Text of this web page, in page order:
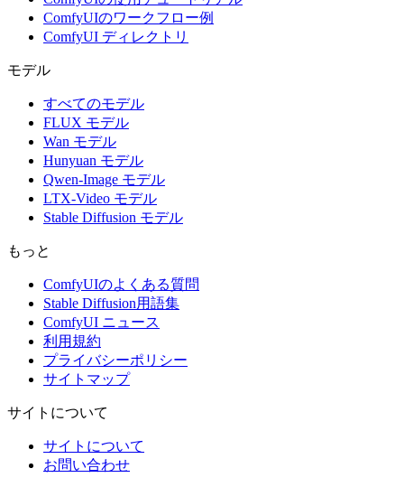
ComfyUIのワークフロー例
ComfyUI ディレクトリ
モデル
すべてのモデル
FLUX モデル
Wan モデル
Hunyuan モデル
Qwen-Image モデル
LTX-Video モデル
Stable Diffusion モデル
もっと
ComfyUIのよくある質問
Stable Diffusion用語集
ComfyUI ニュース
利用規約
プライバシーポリシー
サイトマップ
サイトについて
サイトについて
お問い合わせ